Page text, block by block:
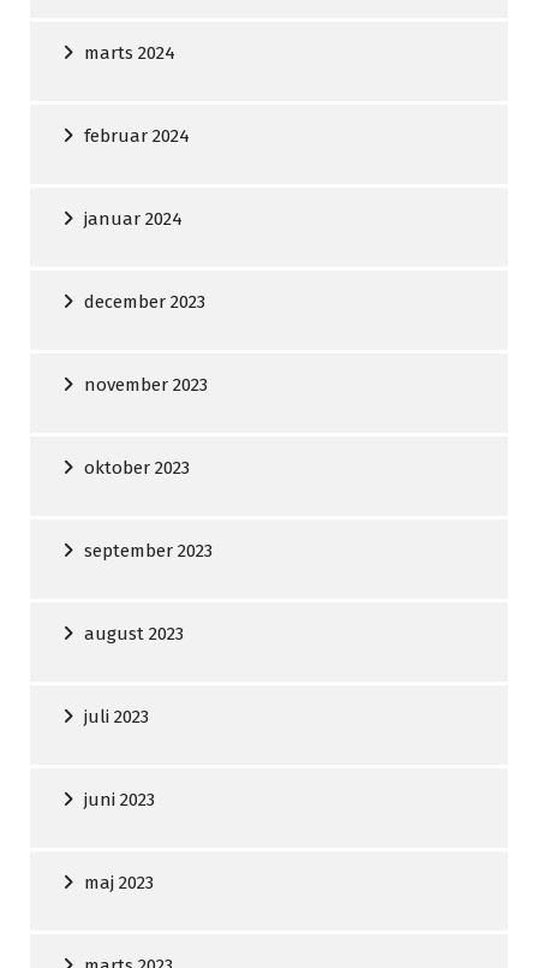
marts 2024
februar 2024
januar 2024
december 2023
november 2023
oktober 2023
september 2023
august 2023
juli 2023
juni 2023
maj 2023